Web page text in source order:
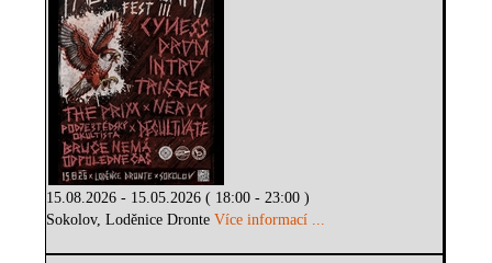
15.08.2026 - 15.05.2026 ( 18:00 - 23:00 )
Sokolov, Loděnice DronteVíce informací ...